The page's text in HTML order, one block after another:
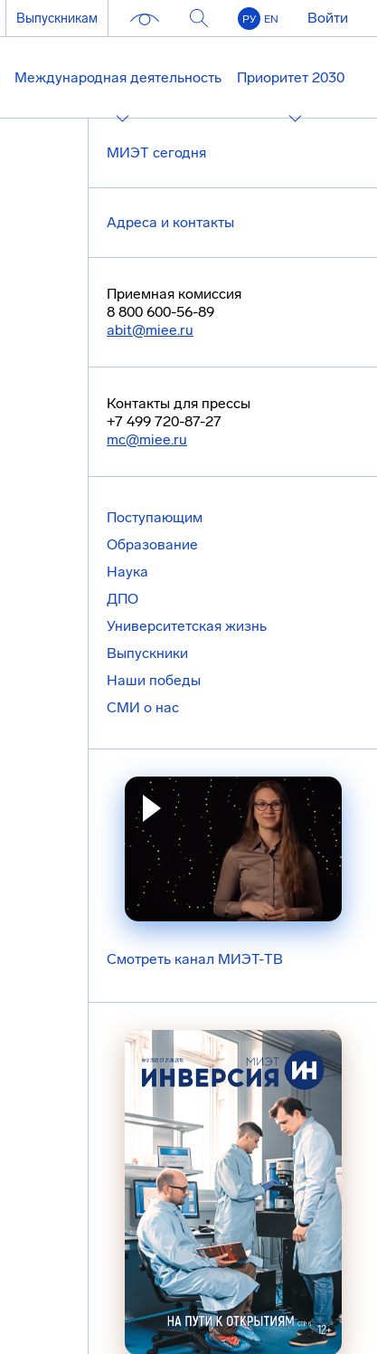
Выпускникам РУ EN Войти
Международная деятельность Приоритет 2030
МИЭТ сегодня
Адреса и контакты
Приемная комиссия
8 800 600-56-89
abit@miee.ru
Контакты для прессы
+7 499 720-87-27
mc@miee.ru
Поступающим
Образование
Наука
ДПО
Университетская жизнь
Выпускники
Наши победы
СМИ о нас
Смотреть канал МИЭТ-ТВ